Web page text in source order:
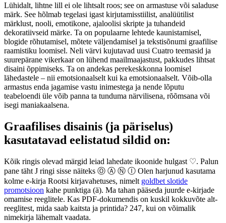
Lühidalt, lihtne lill ei ole lihtsalt roos; see on armastuse või saladuse
märk. See hõlmab tegelasi igast kirjutamisstiilist, analüütilist
märklust, nooli, emotikone, ajaloolisi skripte ja tuhandeid
dekoratiivseid märke. Ta on populaarne lehtede kaunistamisel,
blogide rõhutamisel, mõtete väljendamisel ja tekstisõnumi graafilise
raamistiku loomisel. Neli värvi kujutavad uusi Cuatro teemasid ja
suurepärane vikerkaar on lühend maailmaajastust, pakkudes lihtsat
disaini õppimiseks. Ta on andekas perekeskkonna loomisel
lähedastele – nii emotsionaalselt kui ka emotsionaalselt. Võib-olla
armastus enda jagamise vastu inimestega ja nende lõputu
teabeloendi üle võib panna ta tunduma närvilisena, rõõmsana või
isegi maniakaalsena.
Graafilises disainis (ja päriselus)
kasutatavad eelistatud sildid on:
Kõik ringis olevad märgid leiad lahedate ikoonide hulgast ♡. Palun
pane täht J ringi sisse näiteks Ⓞ Ⓐ Ⓝ Ⓘ Olen harjunud kasutama
kolme e-kirja Rootsi kirjavahetuses, nimelt goldbet slotide
promotsioon kahe punktiga (ä). Ma tahan pääseda juurde e-kirjade
omamise reeglitele. Kas PDF-dokumendis on kuskil kokkuvõte alt-
reeglitest, mida saab kaitsta ja printida? 247, kui on võimalik
nimekirja lähemalt vaadata.